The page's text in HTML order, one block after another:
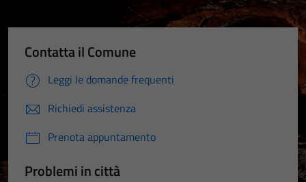
Contatta il Comune
Leggi le domande frequenti
Richiedi assistenza
Prenota appuntamento
Problemi in città